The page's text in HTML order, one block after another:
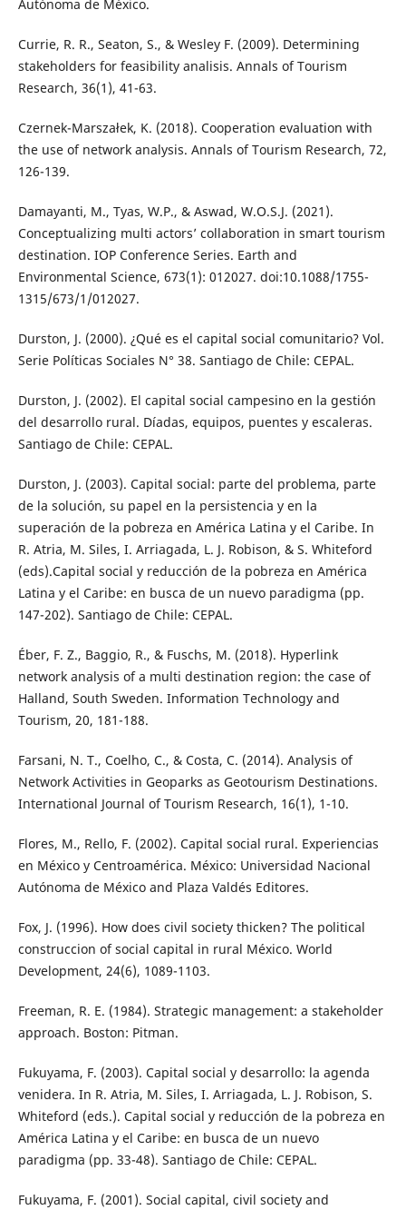
Autónoma de México.
Currie, R. R., Seaton, S., & Wesley F. (2009). Determining
stakeholders for feasibility analisis. Annals of Tourism
Research, 36(1), 41-63.
Czernek-Marszałek, K. (2018). Cooperation evaluation with
the use of network analysis. Annals of Tourism Research, 72,
126-139.
Damayanti, M., Tyas, W.P., & Aswad, W.O.S.J. (2021).
Conceptualizing multi actors’ collaboration in smart tourism
destination. IOP Conference Series. Earth and
Environmental Science, 673(1): 012027. doi:10.1088/1755-
1315/673/1/012027.
Durston, J. (2000). ¿Qué es el capital social comunitario? Vol.
Serie Políticas Sociales N° 38. Santiago de Chile: CEPAL.
Durston, J. (2002). El capital social campesino en la gestión
del desarrollo rural. Díadas, equipos, puentes y escaleras.
Santiago de Chile: CEPAL.
Durston, J. (2003). Capital social: parte del problema, parte
de la solución, su papel en la persistencia y en la
superación de la pobreza en América Latina y el Caribe. In
R. Atria, M. Siles, I. Arriagada, L. J. Robison, & S. Whiteford
(eds).Capital social y reducción de la pobreza en América
Latina y el Caribe: en busca de un nuevo paradigma (pp.
147-202). Santiago de Chile: CEPAL.
Éber, F. Z., Baggio, R., & Fuschs, M. (2018). Hyperlink
network analysis of a multi destination region: the case of
Halland, South Sweden. Information Technology and
Tourism, 20, 181-188.
Farsani, N. T., Coelho, C., & Costa, C. (2014). Analysis of
Network Activities in Geoparks as Geotourism Destinations.
International Journal of Tourism Research, 16(1), 1-10.
Flores, M., Rello, F. (2002). Capital social rural. Experiencias
en México y Centroamérica. México: Universidad Nacional
Autónoma de México and Plaza Valdés Editores.
Fox, J. (1996). How does civil society thicken? The political
construccion of social capital in rural México. World
Development, 24(6), 1089-1103.
Freeman, R. E. (1984). Strategic management: a stakeholder
approach. Boston: Pitman.
Fukuyama, F. (2003). Capital social y desarrollo: la agenda
venidera. In R. Atria, M. Siles, I. Arriagada, L. J. Robison, S.
Whiteford (eds.). Capital social y reducción de la pobreza en
América Latina y el Caribe: en busca de un nuevo
paradigma (pp. 33-48). Santiago de Chile: CEPAL.
Fukuyama, F. (2001). Social capital, civil society and